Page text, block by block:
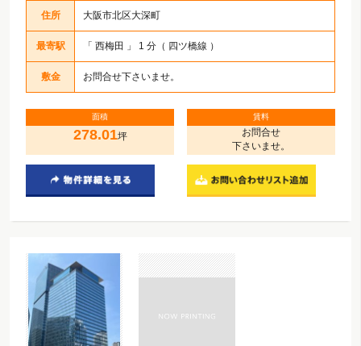
住所 大阪市北区大深町
最寄駅 「 西梅田 」 1 分（ 四ツ橋線 ）
敷金 お問合せ下さいませ。
面積
278.01坪
賃料
お問合せ
下さいませ。